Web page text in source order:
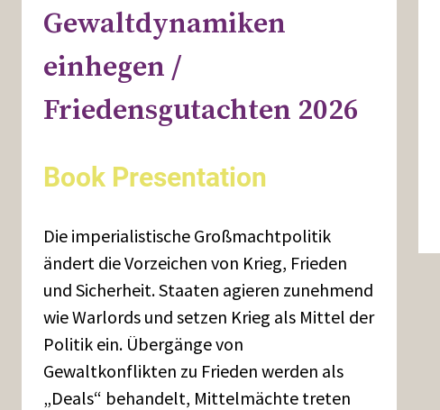
Gewaltdynamiken
einhegen /
Friedensgutachten 2026
Book Presentation
Die imperialistische Großmachtpolitik
ändert die Vorzeichen von Krieg, Frieden
und Sicherheit. Staaten agieren zunehmend
wie Warlords und setzen Krieg als Mittel der
Politik ein. Übergänge von
Gewaltkonflikten zu Frieden werden als
„Deals“ behandelt, Mittelmächte treten